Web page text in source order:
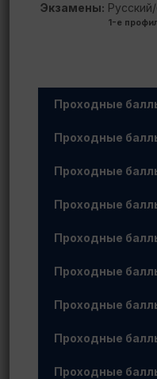
Экзамены:
1-е
Проходные
Проходные
Проходные
Проходные
Проходные
Проходные
Проходные
Проходные
Проходные